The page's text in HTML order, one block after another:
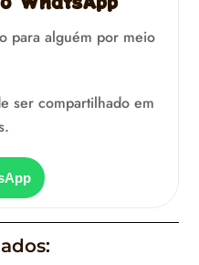
para alguém por meio
ser compartilhado em